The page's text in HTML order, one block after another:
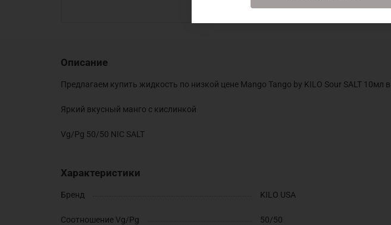
Описание
Предлагаем купить жидкость по низкой цене Mango Tango by KILO Sour SALT 10мл
Яркий вкусный манго с кислинкой
Vg/Pg 50/50 NIC SALT
Характеристики
Бренд KILO USA
Соотношение Vg/Pg 50/50